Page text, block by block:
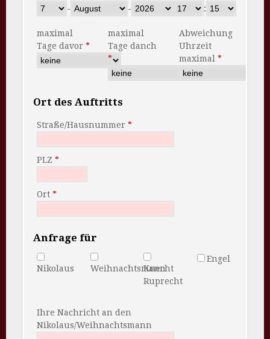
-
- :
maximal
Tage davor
maximal
Tage danch
Abweichung
Uhrzeit
maximal
Ort des Auftritts
Straße/Hausnummer
PLZ
Ort
Anfrage für
Nikolaus Weihnachtsmann
Knecht
Ruprecht
Engel
Ihre Nachricht an den
Nikolaus/Weihnachtsmann